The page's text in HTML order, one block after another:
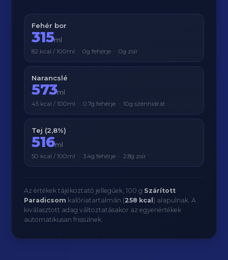
Fehér bor
315ml
82 kcal / 100ml · 0g fehérje · 0g zsír
Narancslé
573ml
45 kcal / 100ml · 0.7g fehérje · 10g szénhidrát
Tej (2,8%)
516ml
50 kcal / 100ml · 3.4g fehérje · 2.8g zsír
Az értékek tájékoztató jellegűek, 100 g Szárított
Paradicsom kalóriatartalmán (258 kcal ) alapulnak. A
kiválasztott adag változtatásakor az egyenértékek
automatikusan frissülnek.